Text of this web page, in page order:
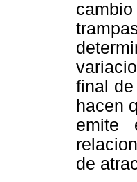
final
hacen
emite
de